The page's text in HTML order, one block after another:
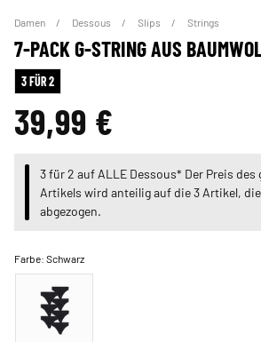
Damen Dessous Slips Strings
7-PACK G-STRING AUS
3 FÜR 2
39,99 €
3 für 2 auf ALLE Dessous* Der Preis
Artikels wird anteilig auf die 3 Artikel,
abgezogen.
Farbe:Schwarz